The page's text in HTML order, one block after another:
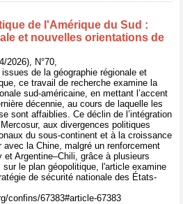
de l'Amérique du Sud :
et nouvelles orientations de
2026), N°70,
de la géographie régionale et
ce travail de recherche examine la
sud-américaine, en mettant l’accent
décennie, au cours de laquelle les
sont affaiblies. Ce déclin de l’intégration
aux divergences politiques
du sous-continent et à la croissance
la Chine, malgré un renforcement
Argentine–Chili, grâce à plusieurs
le plan géopolitique, l'article examine
de sécurité nationale des États-
confins/67383#article-67383